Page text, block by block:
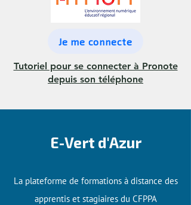
Je me connecte
Tutoriel pour se connecter à Pronote
depuis son téléphone
E-Vert d'Azur
La plateforme de formations à distance des
apprentis et stagiaires du CFPPA